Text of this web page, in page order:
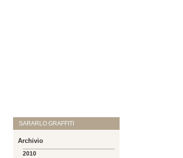
SARARLO GRAFFITI
Archivio
2010